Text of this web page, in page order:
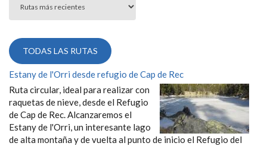
Estany de l'Orri desde refugio de Cap de Rec
Ruta circular, ideal para realizar con
raquetas de nieve, desde el Refugio
de Cap de Rec. Alcanzaremos el
Estany de l'Orri, un interesante lago
de alta montaña y de vuelta al punto de inicio el Refugio del